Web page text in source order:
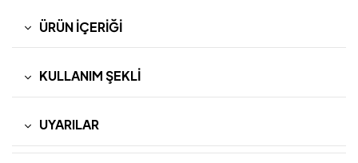
ÜRÜN İÇERIĞI
KULLANIM ŞEKLI
UYARILAR